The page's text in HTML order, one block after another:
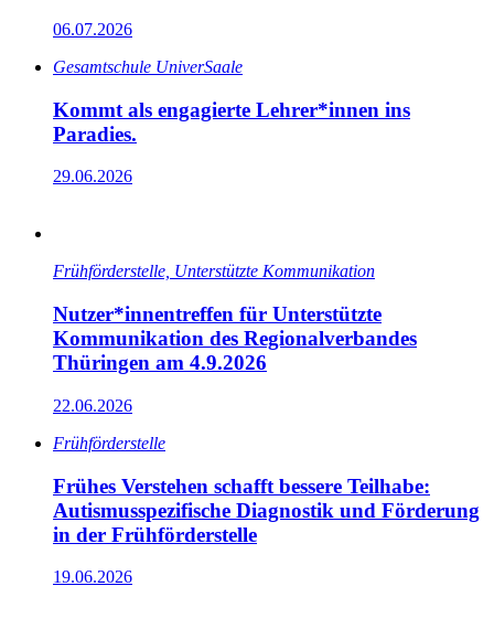
06.07.2026
Gesamtschule UniverSaale
Kommt als engagierte Lehrer*innen ins
Paradies.
29.06.2026
Früh­förder­stelle, Unterstützte Kommunikation
Nutzer*innentreffen für Unterstützte
Kommunikation des Regionalverbandes
Thüringen am 4.9.2026
22.06.2026
Früh­förder­stelle
Frühes Verstehen schafft bessere Teilhabe:
Autismusspezifische Diagnostik und Förderung
in der Frühförderstelle
19.06.2026